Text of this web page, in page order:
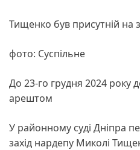
Тищенко був присутній на
фото: Суспільне
До 23-го грудня 2024 року
арештом
У районному суді Дніпра
захід нардепу Миколі